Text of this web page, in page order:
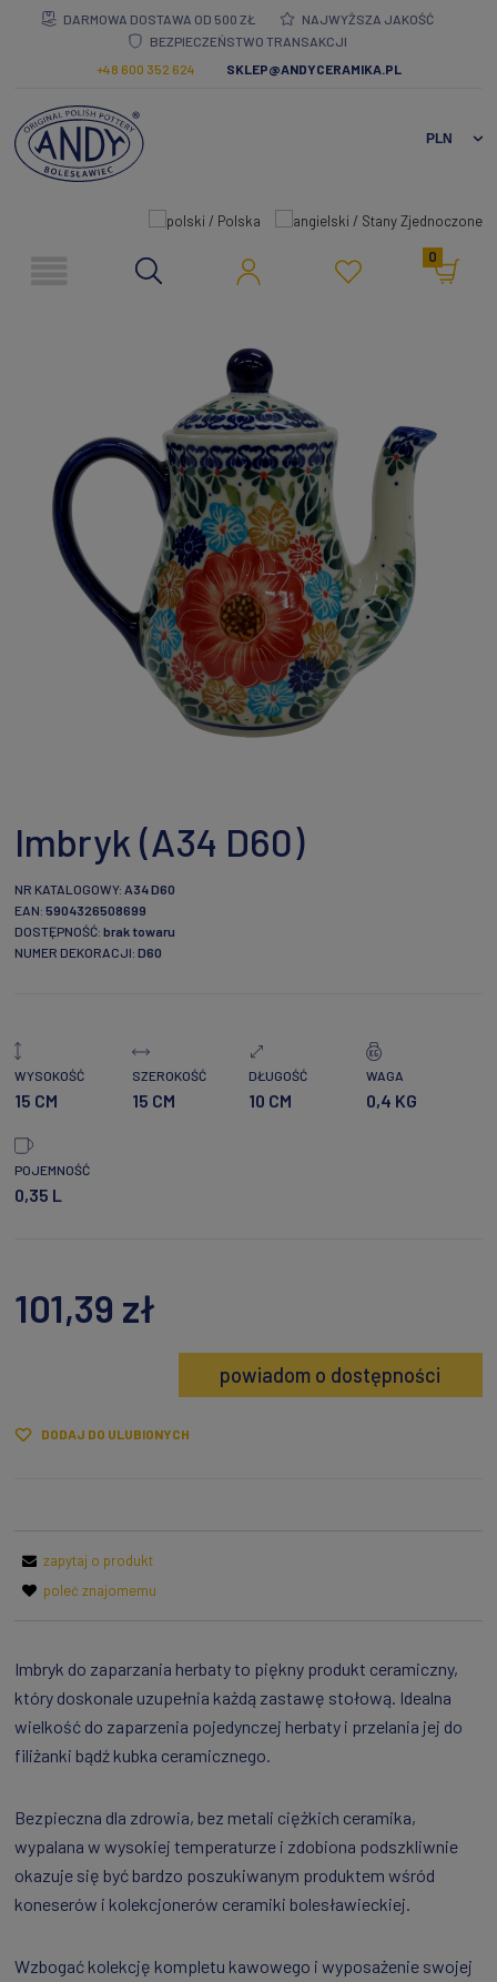
DARMOWA DOSTAWA OD 500 ZŁ
NAJWYŻSZA JAKOŚĆ
BEZPIECZEŃSTWO TRANSAKCJI
+48 600 352 624
SKLEP@ANDYCERAMIKA.PL
0
Imbryk (A34 D60)
NR KATALOGOWY: A34 D60
EAN: 5904326508699
DOSTĘPNOŚĆ: brak towaru
NUMER DEKORACJI: D60
WYSOKOŚĆ
15 CM
SZEROKOŚĆ
15 CM
DŁUGOŚĆ
10 CM
WAGA
0,4 KG
POJEMNOŚĆ
0,35 L
101,39 zł
powiadom o dostępności
DODAJ DO ULUBIONYCH
zapytaj o produkt
poleć znajomemu
Imbryk do zaparzania herbaty to piękny produkt ceramiczny,
który doskonale uzupełnia każdą zastawę stołową. Idealna
wielkość do zaparzenia pojedynczej herbaty i przelania jej do
filiżanki bądź kubka ceramicznego.
Bezpieczna dla zdrowia, bez metali ciężkich ceramika,
wypalana w wysokiej temperaturze i zdobiona podszkliwnie
okazuje się być bardzo poszukiwanym produktem wśród
koneserów i kolekcjonerów ceramiki bolesławieckiej.
Wzbogać kolekcję kompletu kawowego i wyposażenie swojej